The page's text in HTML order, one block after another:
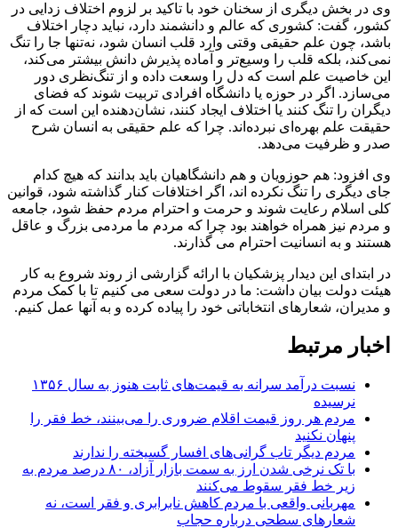
وی در بخش دیگری از سخنان خود با تاکید بر لزوم اختلاف زدایی در
کشور، گفت: کشوری که عالم و دانشمند دارد، نباید دچار اختلاف
باشد، چون علم حقیقی وقتی وارد قلب انسان شود، نه‌تنها جا را تنگ
نمی‌کند، بلکه قلب را وسیع‌تر و آماده پذیرش دانش بیشتر می‌کند،
این خاصیت علم است که دل را وسعت داده و از تنگ‌نظری دور
می‌سازد. اگر در حوزه یا دانشگاه افرادی تربیت شوند که فضای
دیگران را تنگ کنند یا اختلاف ایجاد کنند، نشان‌دهنده این است که از
حقیقت علم بهره‌ای نبرده‌اند. چرا که علم حقیقی به انسان شرح
صدر و ظرفیت می‌دهد.
وی افزود: هم حوزویان و هم دانشگاهیان باید بدانند که هیچ کدام
جای دیگری را تنگ نکرده اند، اگر اختلافات کنار گذاشته شود، قوانین
کلی اسلام رعایت شوند و حرمت و احترام مردم حفظ شود، جامعه
و مردم نیز همراه خواهند بود چرا که مردم ما مردمی بزرگ و عاقل
هستند و به انسانیت احترام می گذارند.
در ابتدای این دیدار پزشکیان با ارائه گزارشی از روند شروع به کار
هیئت دولت بیان داشت: ما در دولت سعی می کنیم تا با کمک مردم
و مدیران، شعارهای انتخاباتی خود را پیاده کرده و به آنها عمل کنیم.
اخبار مرتبط
نسبت درآمد سرانه به قیمت‌های ثابت هنوز به سال ۱۳۵۶
نرسیده
مردم هر روز قیمت اقلام ضروری را می‌بینند، خط فقر را
پنهان نکنید
مردم دیگر تاب گرانی‌های افسار گسیخته را ندارند
با تک نرخی شدن ارز به سمت بازار آزاد، ۸۰ درصد مردم به
زیر خط فقر سقوط می‌کنند
مهربانی واقعی با مردم کاهش نابرابری و فقر است، نه
شعارهای سطحی درباره حجاب